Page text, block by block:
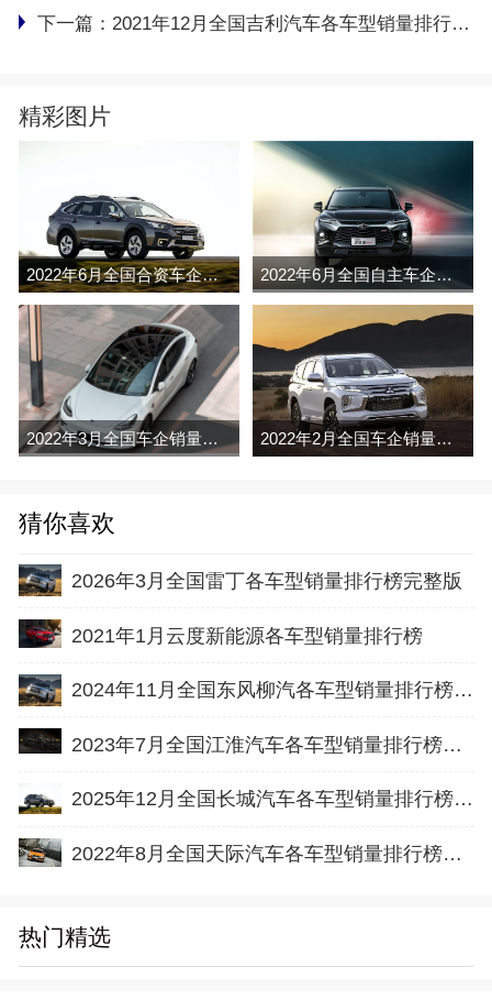
下一篇： 2021年12月全国吉利汽车各车型销量排行榜完整版
精彩图片
2022年6月全国合资车企销量排行榜完整版 2022年6月全国自主车企销量排行榜完整版
2022年3月全国车企销量排行榜完整版 2022年2月全国车企销量排行榜完整版
猜你喜欢
2026年3月全国雷丁各车型销量排行榜完整版
2021年1月云度新能源各车型销量排行榜
2024年11月全国东风柳汽各车型销量排行榜完整版
2023年7月全国江淮汽车各车型销量排行榜完整版
2025年12月全国长城汽车各车型销量排行榜完整版
2022年8月全国天际汽车各车型销量排行榜完整版
热门精选